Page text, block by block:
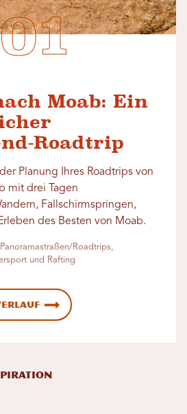
Moab: Ein
Roadtrip
Planung Ihres Roadtrips von
mit drei Tagen
Fallschirmspringen,
des Besten von Moab.
Roadtrips,
und Rafting